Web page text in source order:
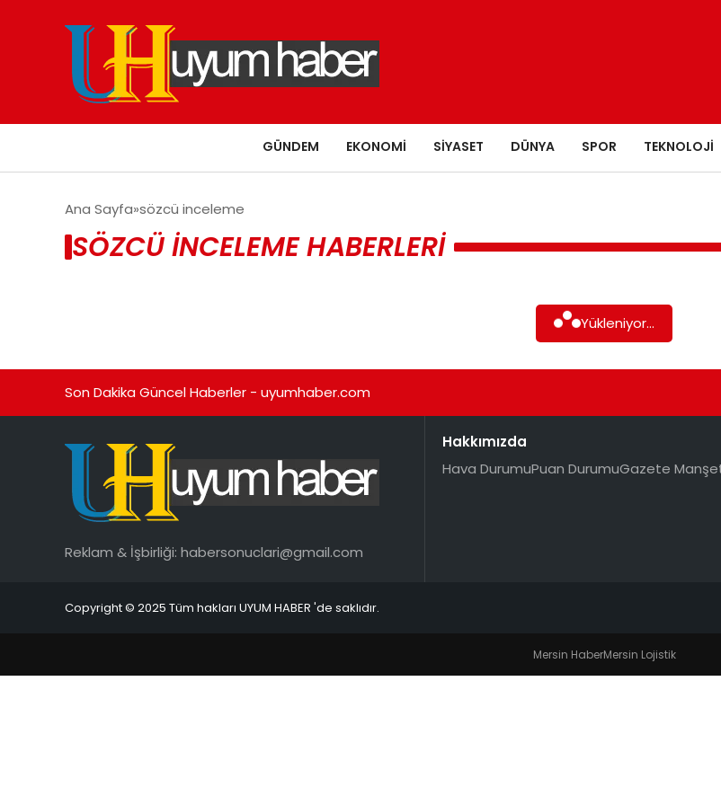
GÜNDEM EKONOMI SIYASET DÜNYA SPOR TEKNOLOJI
Ana Sayfa sözcü inceleme
SÖZCÜ INCELEME HABERLERI
Yükleniyor...
Son Dakika Güncel Haberler - uyumhaber.com
Reklam & İşbirliği: habersonuclari@gmail.com
Hakkımızda
Hava DurumuPuan DurumuGazete
Copyright © 2025 Tüm hakları UYUM HABER 'de saklıdır.
Mersin HaberMersin Lojistik